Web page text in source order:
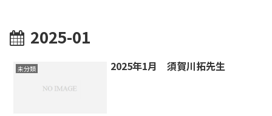
2025-01
未分類 2025年1月 須賀川拓先生